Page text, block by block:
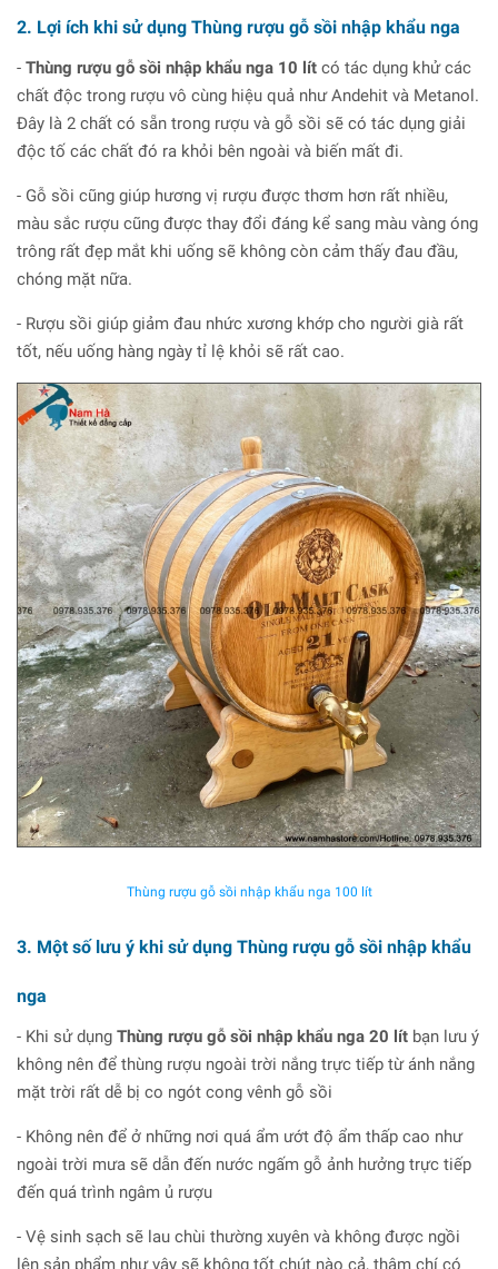
2. Lợi ích khi sử dụng Thùng rượu gỗ sồi nhập khẩu nga
- Thùng rượu gỗ sồi nhập khẩu nga 10 lít có tác dụng khử các
chất độc trong rượu vô cùng hiệu quả như Andehit và Metanol.
Đây là 2 chất có sẵn trong rượu và gỗ sồi sẽ có tác dụng giải
độc tố các chất đó ra khỏi bên ngoài và biến mất đi.
- Gỗ sồi cũng giúp hương vị rượu được thơm hơn rất nhiều,
màu sắc rượu cũng được thay đổi đáng kể sang màu vàng óng
trông rất đẹp mắt khi uống sẽ không còn cảm thấy đau đầu,
chóng mặt nữa.
- Rượu sồi giúp giảm đau nhức xương khớp cho người già rất
tốt, nếu uống hàng ngày tỉ lệ khỏi sẽ rất cao.
Thùng rượu gỗ sồi nhập khẩu nga 100 lít
3. Một số lưu ý khi sử dụng Thùng rượu gỗ sồi nhập khẩu
nga
- Khi sử dụng Thùng rượu gỗ sồi nhập khẩu nga 20 lít bạn lưu ý
không nên để thùng rượu ngoài trời nắng trực tiếp từ ánh nắng
mặt trời rất dễ bị co ngót cong vênh gỗ sồi
- Không nên để ở những nơi quá ẩm ướt độ ẩm thấp cao như
ngoài trời mưa sẽ dẫn đến nước ngấm gỗ ảnh hưởng trực tiếp
đến quá trình ngâm ủ rượu
- Vệ sinh sạch sẽ lau chùi thường xuyên và không được ngồi